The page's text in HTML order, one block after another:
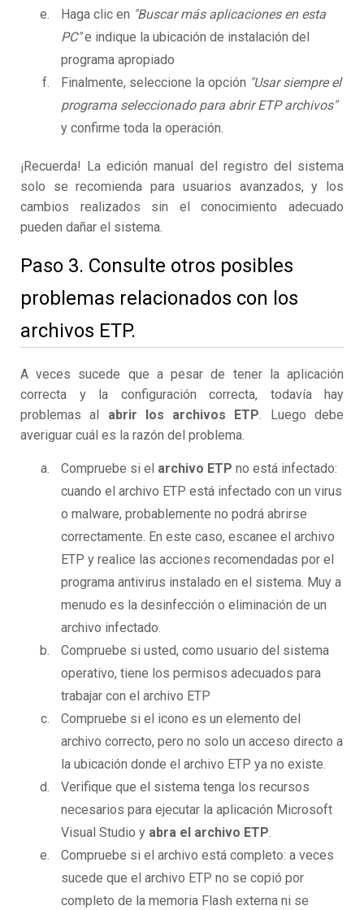
Haga clic en "Buscar más aplicaciones en esta
PC"e indique la ubicación de instalación del
programa apropiado
Finalmente, seleccione la opción "Usar siempre el
programa seleccionado para abrir ETP archivos"
y confirme toda la operación.
¡Recuerda! La edición manual del registro del sistema
solo se recomienda para usuarios avanzados, y los
cambios realizados sin el conocimiento adecuado
pueden dañar el sistema.
Paso 3. Consulte otros posibles
problemas relacionados con los
archivos ETP.
A veces sucede que a pesar de tener la aplicación
correcta y la configuración correcta, todavía hay
problemas al abrir los archivos ETP. Luego debe
averiguar cuál es la razón del problema.
Compruebe si el archivo ETP no está infectado:
cuando el archivo ETP está infectado con un virus
o malware, probablemente no podrá abrirse
correctamente. En este caso, escanee el archivo
ETP y realice las acciones recomendadas por el
programa antivirus instalado en el sistema. Muy a
menudo es la desinfección o eliminación de un
archivo infectado.
Compruebe si usted, como usuario del sistema
operativo, tiene los permisos adecuados para
trabajar con el archivo ETP
Compruebe si el icono es un elemento del
archivo correcto, pero no solo un acceso directo a
la ubicación donde el archivo ETP ya no existe.
Verifique que el sistema tenga los recursos
necesarios para ejecutar la aplicación Microsoft
Visual Studio y abra el archivo ETP.
Compruebe si el archivo está completo: a veces
sucede que el archivo ETP no se copió por
completo de la memoria Flash externa ni se